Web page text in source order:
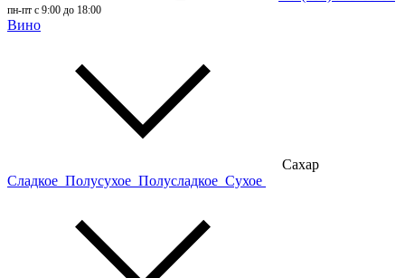
пн-пт с 9:00 до 18:00
Вино
Сахар
Сладкое Полусухое Полусладкое Сухое